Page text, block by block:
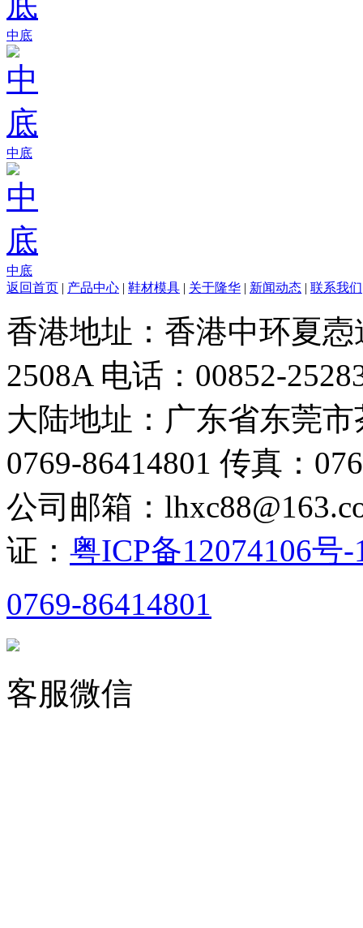
中底
中底
中底
返回首页 | 产品中心 | 鞋材模具 | 关于隆华 | 新闻动态 | 联系我们
香港地址：香港中环夏
2508A 电话：00852-
大陆地址：广东省东莞
0769-86414801 传真：
公司邮箱：
证： 粤ICP备12074106号-
0769-86414801
客服微信